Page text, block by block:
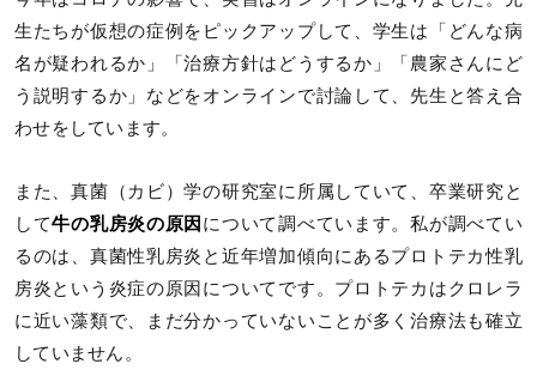
生たちが仮想の症例をピックアップして、学生は「どんな病
名が疑われるか」「治療方針はどうするか」「農家さんにど
う説明するか」などをオンラインで討論して、先生と答え合
わせをしています。
また、真菌（カビ）学の研究室に所属していて、卒業研究と
して牛の乳房炎の原因 について調べています。私が調べてい
るのは、真菌性乳房炎と近年増加傾向にあるプロトテカ性乳
房炎という炎症の原因についてです。プロトテカはクロレラ
に近い藻類で、まだ分かっていないことが多く治療法も確立
していません。